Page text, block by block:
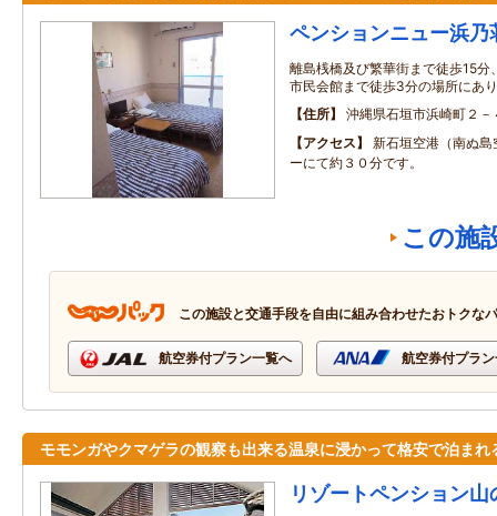
ペンションニュー浜乃
離島桟橋及び繁華街まで徒歩15分
市民会館まで徒歩3分の場所にあ
住所
沖縄県石垣市浜崎町２－
アクセス
新石垣空港（南ぬ
ーにて約３０分です。
この施
この施設と交通手段を自由に組み合わせたおトクな
航空券付プラン一覧へ 航空券付プラ
モモンガやクマゲラの観察も出来る温泉に浸かって格安で泊まれ
リゾートペンション山